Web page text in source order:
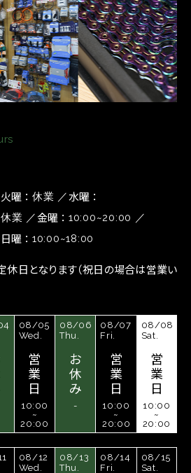
火曜 休業 水曜
休業 金曜 10:00~20:00
日曜 10:00~18:00
日となります（祝日の場合は営業い
08/05
Wed.
営
業
日
10:00
~
20:00
08/06
Thu.
お
休
み
-
08/07
Fri.
営
業
日
10:00
~
20:00
08/08
Sat.
営
業
日
10:00
~
20:00
08/12
Wed.
08/13
Thu.
08/14
Fri.
08/15
Sat.